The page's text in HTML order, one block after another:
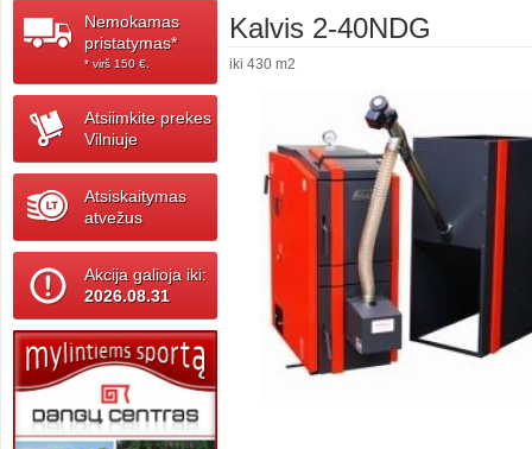
Nemokamas
pristatymas*
* virš 150 ‎€.
Atsiimkite prekes
Vilniuje
Atsiskaitymas
atvežus
Akcija galioja iki:
2026.08.31
Kalvis 2-40NDG
iki 430 m2